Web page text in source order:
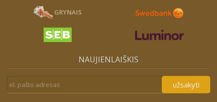
GRYNAIS
NAUJIENLAIŠKIS
užsakyti